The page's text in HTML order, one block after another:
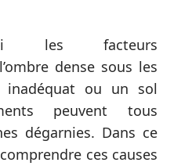
les facteurs
dense sous les
inadéquat ou un sol
peuvent tous
dégarnies. Dans ce
ces causes